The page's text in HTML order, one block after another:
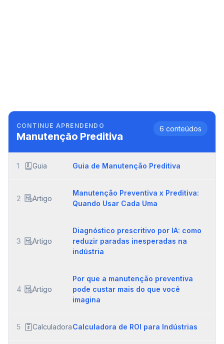
CONTINUE APRENDENDO
Manutenção Preditiva
6 conteúdos
1 Guia Guia de Manutenção Preditiva
2 Artigo
Manutenção Preventiva x Preditiva:
Quando Usar Cada Uma
3 Artigo
Diagnóstico prescritivo por IA: como
reduzir paradas inesperadas na
indústria
4 Artigo
Por que a manutenção preventiva
pode custar mais do que você
imagina
5 CalculadoraCalculadora de ROI para Indústrias